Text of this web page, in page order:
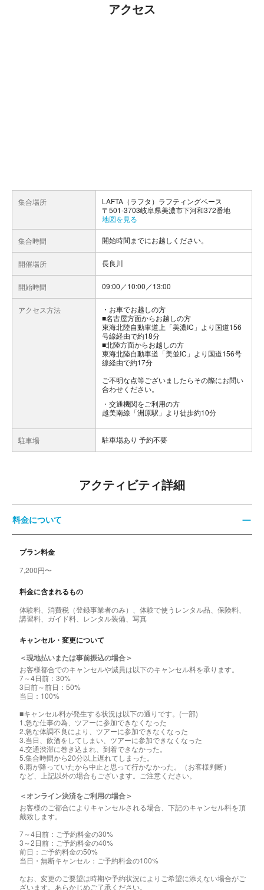
アクセス
集合場所
LAFTA（ラフタ）ラフティングベース
〒501-3703岐阜県美濃市下河和372番地
地図を見る
集合時間 開始時間までにお越しください。
開催場所 長良川
開始時間 09:00／10:00／13:00
アクセス方法
お車でお越しの方
■名古屋方面からお越しの方
東海北陸自動車道上「美濃IC」より国道156
号線経由で約18分
■北陸方面からお越しの方
東海北陸自動車道「美並IC」より国道156号
線経由で約17分
ご不明な点等ございましたらその際にお問い
合わせください。
交通機関をご利用の方
越美南線「洲原駅」より徒歩約10分
駐車場 駐車場あり 予約不要
アクティビティ詳細
料金について
プラン料金
7,200円〜
料金に含まれるもの
体験料、消費税（登録事業者のみ）、体験で使うレンタル品、保険料、
講習料、ガイド料、レンタル装備、写真
キャンセル・変更について
＜現地払いまたは事前振込の場合＞
お客様都合でのキャンセルや減員は以下のキャンセル料を承ります。
7～4日前：30%
3日前～前日：50%
当日：100%
■キャンセル料が発生する状況は以下の通りです。(一部)
1.急な仕事の為、ツアーに参加できなくなった
2.急な体調不良により、ツアーに参加できなくなった
3.当日、飲酒をしてしまい、ツアーに参加できなくなった
4.交通渋滞に巻き込まれ、到着できなかった。
5.集合時間から20分以上遅れてしまった。
6.雨が降っていたから中止と思って行かなかった。（お客様判断）
など、上記以外の場合もございます。ご注意ください。
＜オンライン決済をご利用の場合＞
お客様のご都合によりキャンセルされる場合、下記のキャンセル料を頂
戴致します。
7～4日前：ご予約料金の30%
3～2日前：ご予約料金の40%
前日：ご予約料金の50%
当日・無断キャンセル：ご予約料金の100%
なお、変更のご要望は時期や予約状況によりご希望に添えない場合がご
ざいます。あらかじめご了承ください。